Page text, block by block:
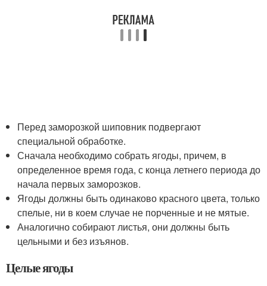
Перед заморозкой шиповник подвергают
специальной обработке.
Сначала необходимо собрать ягоды, причем, в
определенное время года, с конца летнего периода до
начала первых заморозков.
Ягоды должны быть одинаково красного цвета, только
спелые, ни в коем случае не порченные и не мятые.
Аналогично собирают листья, они должны быть
цельными и без изъянов.
Целые ягоды